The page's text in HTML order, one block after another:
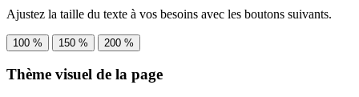
Ajustez la taille du texte à vos besoins avec les boutons suivants.
100 % 150 % 200 %
Thème visuel de la page